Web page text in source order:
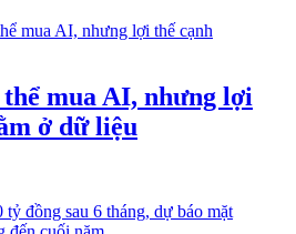
thể mua AI, nhưng lợi
ở dữ liệu